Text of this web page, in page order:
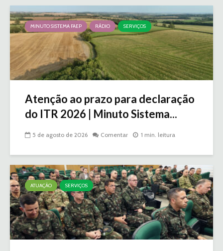
MINUTO SISTEMA FAEP RÁDIO SERVIÇOS
Atenção ao prazo para declaração
do ITR 2026 | Minuto Sistema...
5 de agosto de 2026 Comentar 1 min. leitura
ATUAÇÃO SERVIÇOS